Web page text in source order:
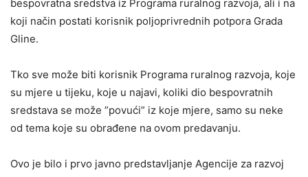
bespovratna sredstva iz Programa ruralnog razvoja, ali i na
koji način postati korisnik poljoprivrednih potpora Grada
Gline.
Tko sve može biti korisnik Programa ruralnog razvoja, koje
su mjere u tijeku, koje u najavi, koliki dio bespovratnih
sredstava se može ”povući” iz koje mjere, samo su neke
od tema koje su obrađene na ovom predavanju.
Ovo je bilo i prvo javno predstavljanje Agencije za razvoj